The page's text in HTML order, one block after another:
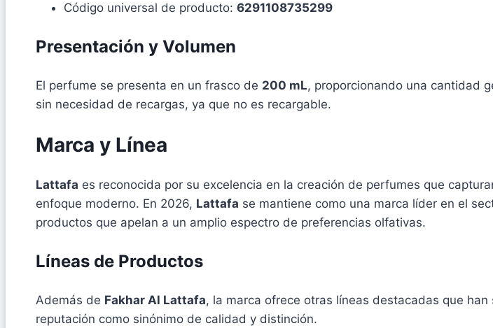
Código universal de producto: 6291108735299
Presentación y Volumen
El perfume se presenta en un frasco de 200 mL, proporcionando una cantidad
sin necesidad de recargas, ya que no es recargable.
Marca y Línea
Lattafa es reconocida por su excelencia en la creación de perfumes que
enfoque moderno. En 2026, Lattafa se mantiene como una marca líder en el
productos que apelan a un amplio espectro de preferencias olfativas.
Líneas de Productos
Además de Fakhar Al Lattafa, la marca ofrece otras líneas destacadas que
reputación como sinónimo de calidad y distinción.